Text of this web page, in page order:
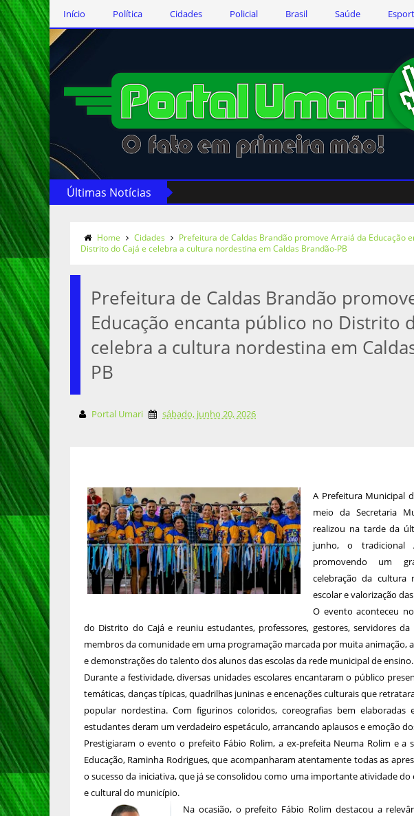
Início Política Cidades Policial Brasil Saúde
Últimas Notícias
Home Cidades
Prefeitura de Caldas Brandão promove Arraiá da Educação
Distrito do Cajá e celebra a cultura nordestina em Caldas Brandão-PB
Prefeitura de Caldas Brandão
Educação encanta público no Distrito
celebra a cultura nordestina em
PB
Portal Umari sábado, junho 20, 2026
A Prefeitura Municipal
meio da Secretaria
realizou na tarde da
junho, o tradicional
promovendo um
celebração da cultura
escolar e valorização
O evento aconteceu
do Distrito do Cajá e reuniu estudantes, professores, gestores, servidores da
membros da comunidade em uma programação marcada por muita animação,
e demonstrações do talento dos alunos das escolas da rede municipal de ensino.
Durante a festividade, diversas unidades escolares encantaram o público
temáticas, danças típicas, quadrilhas juninas e encenações culturais que
popular nordestina. Com figurinos coloridos, coreografias bem elaboradas
estudantes deram um verdadeiro espetáculo, arrancando aplausos e emoção
Prestigiaram o evento o prefeito Fábio Rolim, a ex-prefeita Neuma Rolim e a
Educação, Raminha Rodrigues, que acompanharam atentamente todas as
o sucesso da iniciativa, que já se consolidou como uma importante atividade do
e cultural do município.
Na ocasião, o prefeito Fábio Rolim destacou a